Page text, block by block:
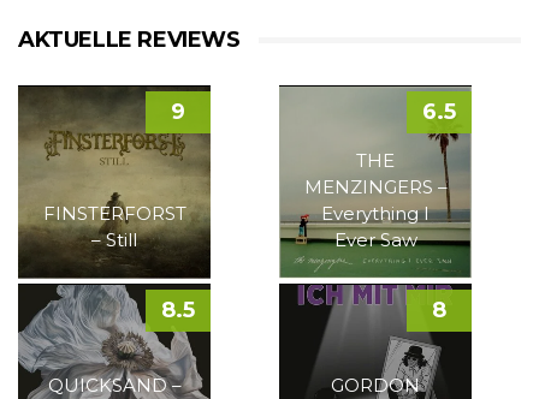
AKTUELLE REVIEWS
FINSTERFORST
– Still
9
THE
MENZINGERS –
Everything I
Ever Saw
6.5
QUICKSAND –
8.5
GORDON
8